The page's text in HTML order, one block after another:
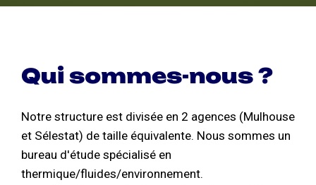
Qui sommes-nous ?
Notre structure est divisée en 2 agences (Mulhouse
et Sélestat) de taille équivalente. Nous sommes un
bureau d'étude spécialisé en
thermique/fluides/environnement.